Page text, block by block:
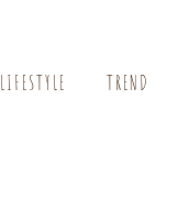
LIFESTYLE TREND